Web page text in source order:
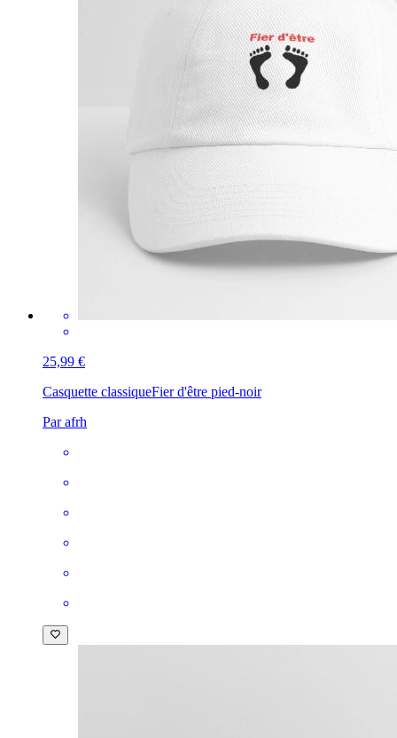
25,99 €
Casquette classiqueFier d'être pied-noir
Par afrh